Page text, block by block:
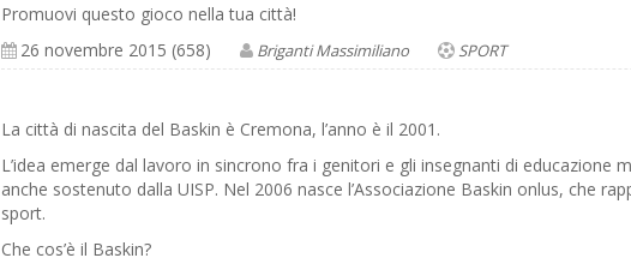
Promuovi questo gioco nella tua città!
26 novembre 2015 (658)
Briganti Massimiliano SPORT
La città di nascita del Baskin è Cremona, l’anno è il 2001.
L’idea emerge dal lavoro in sincrono fra i genitori e gli insegnanti di educazione
anche sostenuto dalla UISP. Nel 2006 nasce l’Associazione Baskin onlus, che
sport.
Che cos’è il Baskin?